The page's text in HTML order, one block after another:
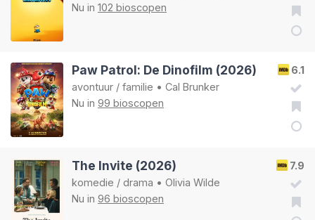
Nu in 102 bioscopen
6.1
Paw Patrol: De Dinofilm (2026)
avontuur / familie • Cal Brunker
Nu in 99 bioscopen
7.9
The Invite (2026)
komedie / drama • Olivia Wilde
Nu in 96 bioscopen